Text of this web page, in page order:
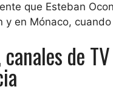
que Esteban
y en Mónaco,
de